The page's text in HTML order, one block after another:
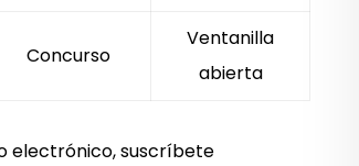
Concurso
Ventanilla
abierta
electrónico, suscríbete